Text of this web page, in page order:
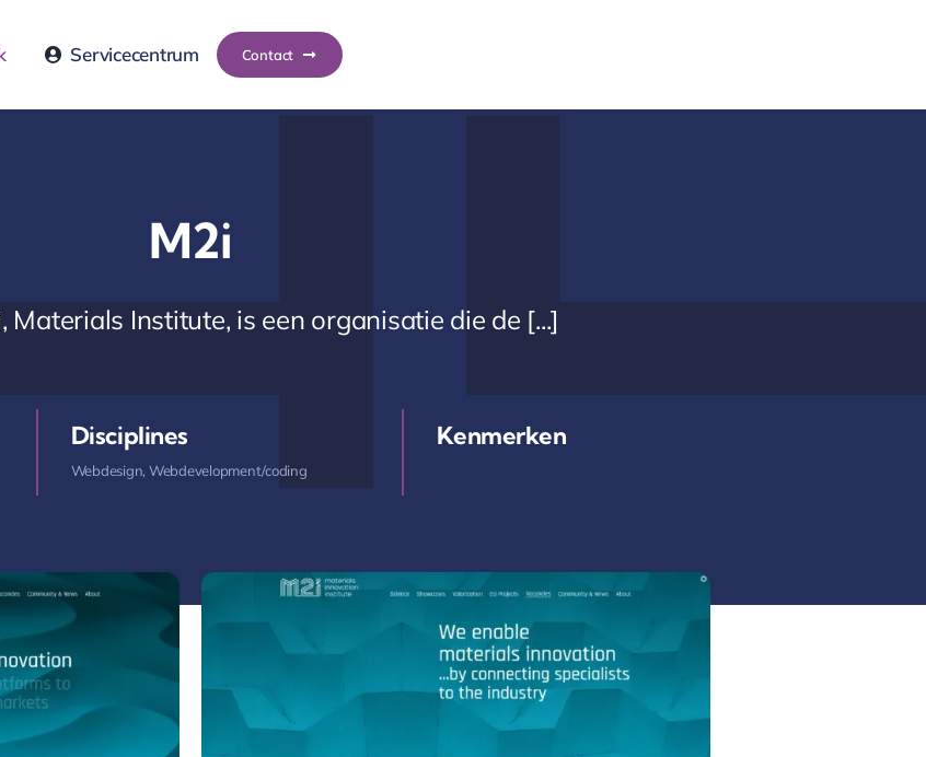
Servicecentrum Contact
M2i
Materials Institute, is een organisatie die de [...]
Disciplines
Webdesign, Webdevelopment/coding
Kenmerken